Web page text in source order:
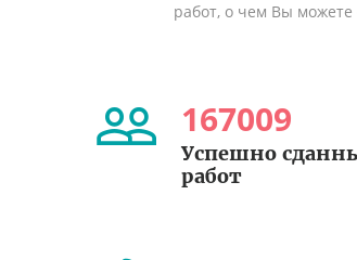
работ, о чем Вы
167009
Успешно
работ